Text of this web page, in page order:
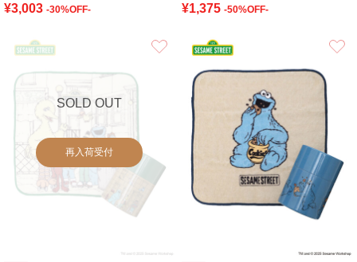
¥3,003 -30%OFF- ¥1,375 -50%OFF-
SOLD OUT
再入荷受付
お気に入り